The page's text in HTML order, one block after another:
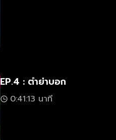
EP.4 : ตำย่าบอก
0:41:13 นาที